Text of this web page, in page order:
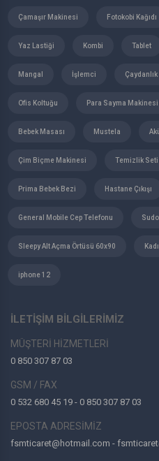
Çamaşır Makinesi Fotokobi Kağıdı
Yaz Lastiği Kombi Tablet
Mangal İşlemci Çaydanlık
Ofis Koltuğu Para Sayma Makinesi
Bebek Masası Mustela
Çim Biçme Makinesi Temizlik Seti
Prima Bebek Bezi Hastane Çıkışı
General Mobile Cep Telefonu
Sleepy Alt Açma Örtüsü 60x90
iphone 12
İLETİŞİM BİLGİLERİMİZ
MÜŞTERİ HİZMETLERİ
0 850 307 87 03
GSM / FAX
0 532 680 45 19 - 0 850 307 87 03
EPOSTA ADRESİMİZ
fsmticaret@hotmail.com -